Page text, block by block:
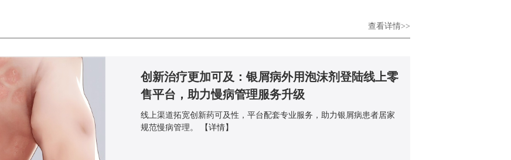
查看详情>>
创新治疗更加可及：银屑病外用泡沫剂登陆线上零
售平台，助力慢病管理服务升级
线上渠道拓宽创新药可及性，平台配套专业服务，助力银屑病患者居家
规范慢病管理。
【详情】